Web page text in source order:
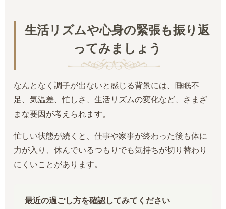
生活リズムや心身の緊張も振り返
ってみましょう
なんとなく調子が出ないと感じる背景には、睡眠不
足、気温差、忙しさ、生活リズムの変化など、さまざ
まな要因が考えられます。
忙しい状態が続くと、仕事や家事が終わった後も体に
力が入り、休んでいるつもりでも気持ちが切り替わり
にくいことがあります。
最近の過ごし方を確認してみてください